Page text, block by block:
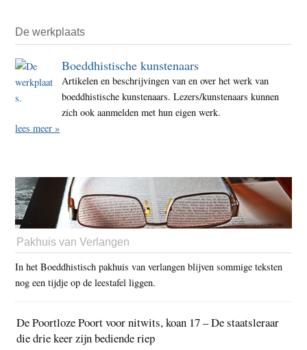
De werkplaats
Boeddhistische kunstenaars
Artikelen en beschrijvingen van en over het werk van
boeddhistische kunstenaars. Lezers/kunstenaars kunnen
zich ook aanmelden met hun eigen werk.
lees meer »
Pakhuis van Verlangen
In het Boeddhistisch pakhuis van verlangen blijven sommige teksten
nog een tijdje op de leestafel liggen.
De Poortloze Poort voor nitwits, koan 17 – De staatsleraar
die drie keer zijn bediende riep